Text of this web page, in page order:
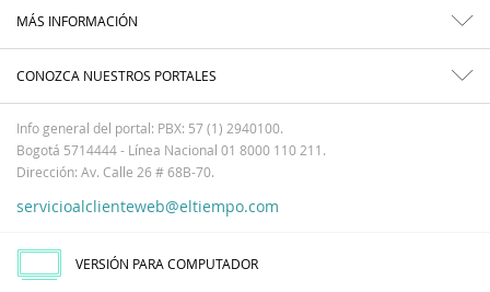
MÁS INFORMACIÓN
CONOZCA NUESTROS PORTALES
Info general del portal: PBX: 57 (1) 2940100.
Bogotá 5714444 - Línea Nacional 01 8000 110 211.
Dirección: Av. Calle 26 # 68B-70.
servicioalclienteweb@eltiempo.com
VERSIÓN PARA COMPUTADOR